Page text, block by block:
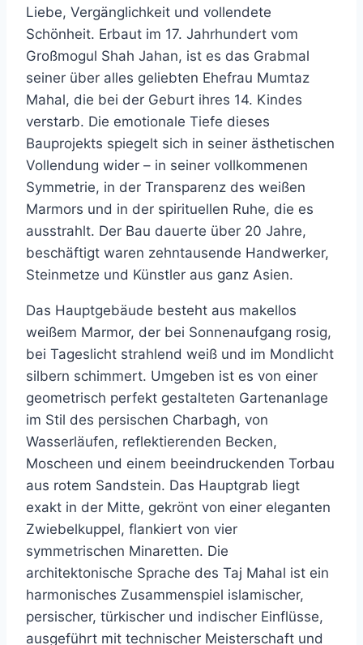
Liebe, Vergänglichkeit und vollendete
Schönheit. Erbaut im 17. Jahrhundert vom
Großmogul Shah Jahan, ist es das Grabmal
seiner über alles geliebten Ehefrau Mumtaz
Mahal, die bei der Geburt ihres 14. Kindes
verstarb. Die emotionale Tiefe dieses
Bauprojekts spiegelt sich in seiner ästhetischen
Vollendung wider – in seiner vollkommenen
Symmetrie, in der Transparenz des weißen
Marmors und in der spirituellen Ruhe, die es
ausstrahlt. Der Bau dauerte über 20 Jahre,
beschäftigt waren zehntausende Handwerker,
Steinmetze und Künstler aus ganz Asien.
Das Hauptgebäude besteht aus makellos
weißem Marmor, der bei Sonnenaufgang rosig,
bei Tageslicht strahlend weiß und im Mondlicht
silbern schimmert. Umgeben ist es von einer
geometrisch perfekt gestalteten Gartenanlage
im Stil des persischen Charbagh, von
Wasserläufen, reflektierenden Becken,
Moscheen und einem beeindruckenden Torbau
aus rotem Sandstein. Das Hauptgrab liegt
exakt in der Mitte, gekrönt von einer eleganten
Zwiebelkuppel, flankiert von vier
symmetrischen Minaretten. Die
architektonische Sprache des Taj Mahal ist ein
harmonisches Zusammenspiel islamischer,
persischer, türkischer und indischer Einflüsse,
ausgeführt mit technischer Meisterschaft und